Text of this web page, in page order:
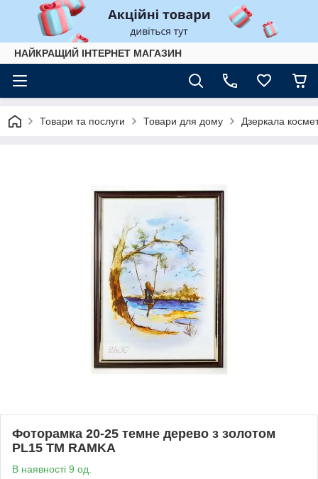
НАЙКРАЩИЙ ІНТЕРНЕТ МАГАЗИН
Товари та послуги Товари для дому Дзеркала
Фоторамка 20-25 темне дерево з золотом
PL15 ТМ RAMKA
В наявності 9 од.